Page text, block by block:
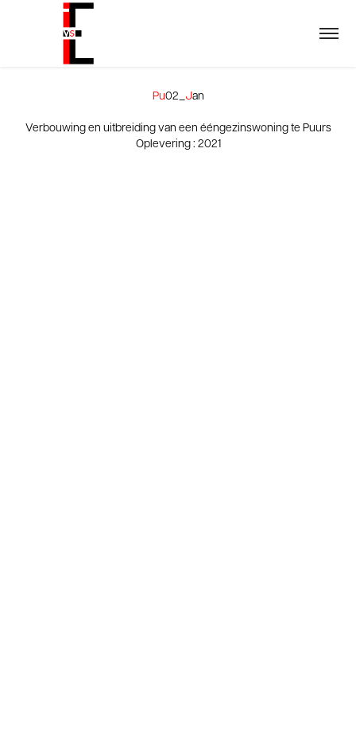
Pu02_ Jan
Verbouwing en uitbreiding van een ééngezinswoning te Puurs
Oplevering : 2021